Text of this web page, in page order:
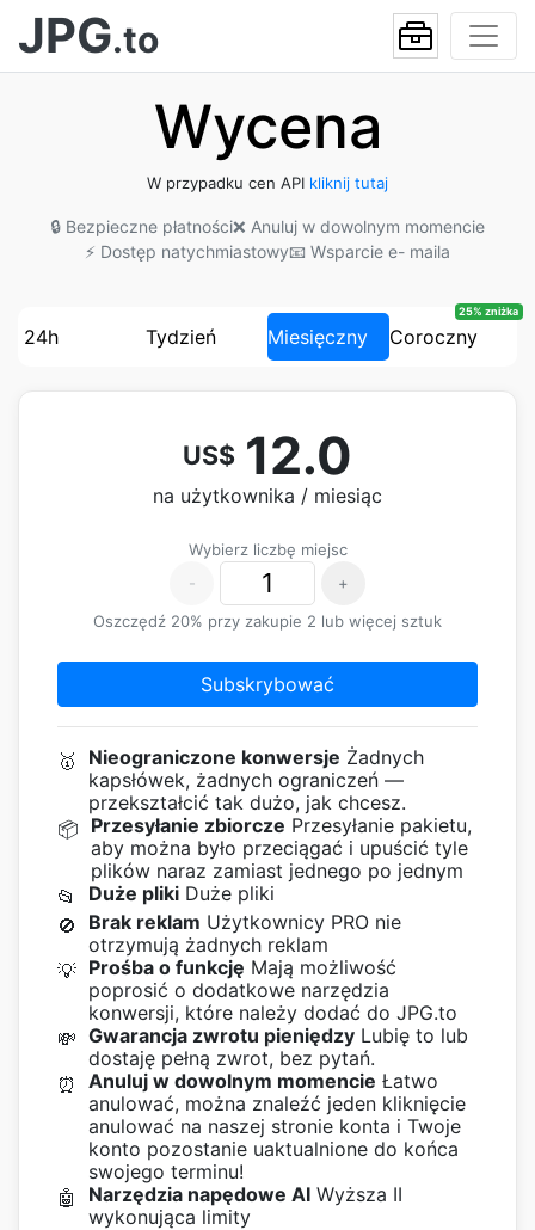
JPG.to
Wycena
W przypadku cen API kliknij tutaj
🔒 Bezpieczne płatności❌ Anuluj w dowolnym momencie
⚡ Dostęp natychmiastowy📧 Wsparcie e- maila
24h Tydzień Miesięczny Coroczny
25% zniżka
US$ 12.0
na użytkownika / miesiąc
Wybierz liczbę miejsc
-
+
Oszczędź 20% przy zakupie 2 lub więcej sztuk
Subskrybować
🥇 Nieograniczone konwersje Żadnych
kapsłówek, żadnych ograniczeń —
przekształcić tak dużo, jak chcesz.
📦 Przesyłanie zbiorcze Przesyłanie pakietu,
aby można było przeciągać i upuścić tyle
plików naraz zamiast jednego po jednym
📂
Duże pliki Duże pliki
🚫
Brak reklam Użytkownicy PRO nie
otrzymują żadnych reklam
💡 Prośba o funkcję Mają możliwość
poprosić o dodatkowe narzędzia
konwersji, które należy dodać do JPG.to
💸 Gwarancja zwrotu pieniędzy Lubię to lub
dostaję pełną zwrot, bez pytań.
⏰
Anuluj w dowolnym momencie Łatwo
anulować, można znaleźć jeden kliknięcie
anulować na naszej stronie konta i Twoje
konto pozostanie uaktualnione do końca
swojego terminu!
🤖
Narzędzia napędowe AI Wyższa II
wykonująca limity